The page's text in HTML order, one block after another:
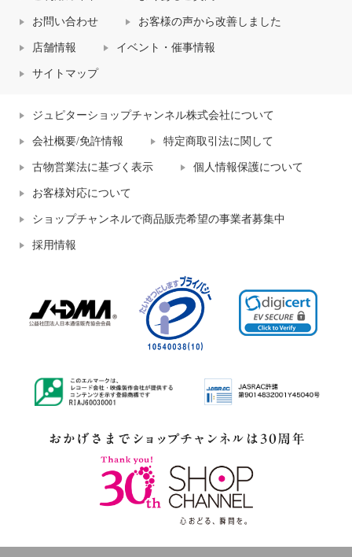
お問い合わせ お客様の声から改善しました
店舗情報 イベント・催事情報
サイトマップ
ジュピターショップチャンネル株式会社について
会社概要/免許情報 特定商取引法に関して
古物営業法に基づく表示 個人情報保護について
お客様対応について
ショップチャンネルで商品販売希望の事業者募集中
採用情報